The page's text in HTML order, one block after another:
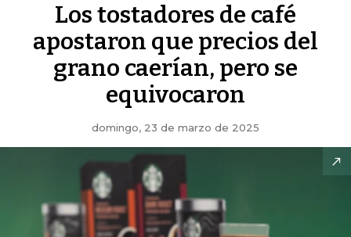
Los tostadores de café
apostaron que precios del
grano caerían, pero se
equivocaron
domingo, 23 de marzo de 2025